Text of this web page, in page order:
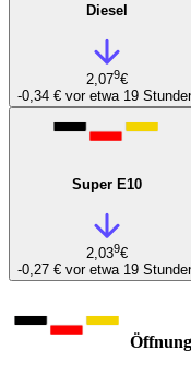
Diesel
2,079€
-0,34 € vor etwa 19
Super E10
2,039€
-0,27 € vor etwa 19